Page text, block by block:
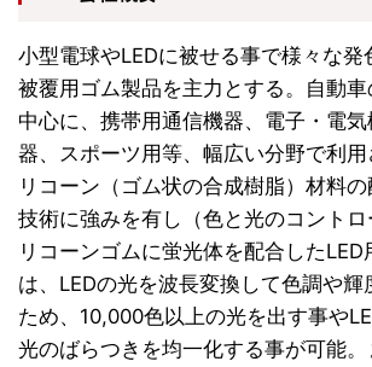
小型電球やLEDに被せる事で様々な発
被覆用ゴム製品を主力とする。自動
中心に、携帯用通信機器、電子・電
器、スポーツ用等、幅広い分野で利
リコーン（ゴム状の合成樹脂）材料
技術に強みを有し（色と光のコント
リコーンゴムに蛍光体を配合した
は、LEDの光を波長変換して色調や輝
ため、10,000色以上の光を出す事や
光のばらつきを均一化する事が可能